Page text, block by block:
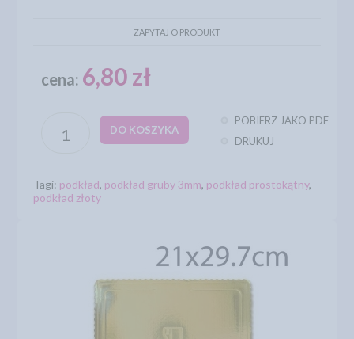
ZAPYTAJ O PRODUKT
cena: 6,80 zł
DO KOSZYKA
POBIERZ JAKO PDF
DRUKUJ
Tagi: podkład, podkład gruby 3mm, podkład prostokątny,
podkład złoty